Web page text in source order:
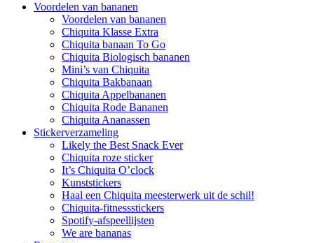
Voordelen van bananen
Voordelen van bananen
Chiquita Klasse Extra
Chiquita banaan To Go
Chiquita Biologisch bananen
Mini’s van Chiquita
Chiquita Bakbanaan
Chiquita Appelbananen
Chiquita Rode Bananen
Chiquita Ananassen
Stickerverzameling
Likely the Best Snack Ever
Chiquita roze sticker
It’s Chiquita O’clock
Kunststickers
Haal een Chiquita meesterwerk uit de schil!
Chiquita-fitnessstickers
Spotify-afspeellijsten
We are bananas